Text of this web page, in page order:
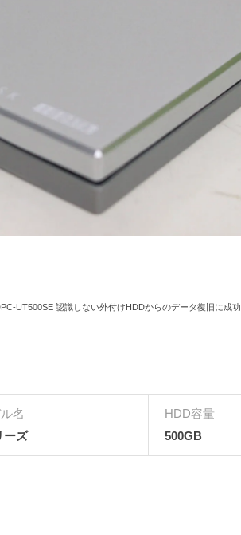
UT500SE 認識しない外付けHDDからのデータ復旧に成功
名
ーズ
HDD容量
500GB